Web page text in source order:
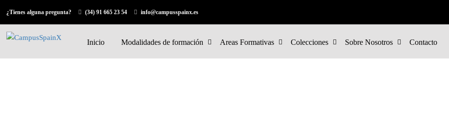
¿Tienes alguna pregunta? (34) 91 665 23 54 info@campusspainx.es
Inicio Modalidades de formación Areas Formativas Colecciones Sobre Nosotros Contacto